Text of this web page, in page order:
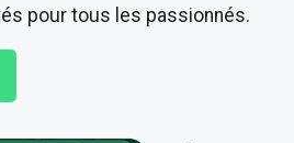
pour tous les passionnés.